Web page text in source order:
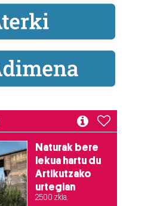
Naturak bere
lekua hartu du
Artikutzako
urtegian
2.500 zkia.